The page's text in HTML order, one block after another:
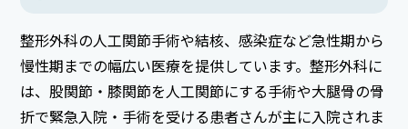
整形外科の人工関節手術や結核、感染症など急性期から
慢性期までの幅広い医療を提供しています。整形外科に
は、股関節・膝関節を人工関節にする手術や大腿骨の骨
折で緊急入院・手術を受ける患者さんが主に入院されま